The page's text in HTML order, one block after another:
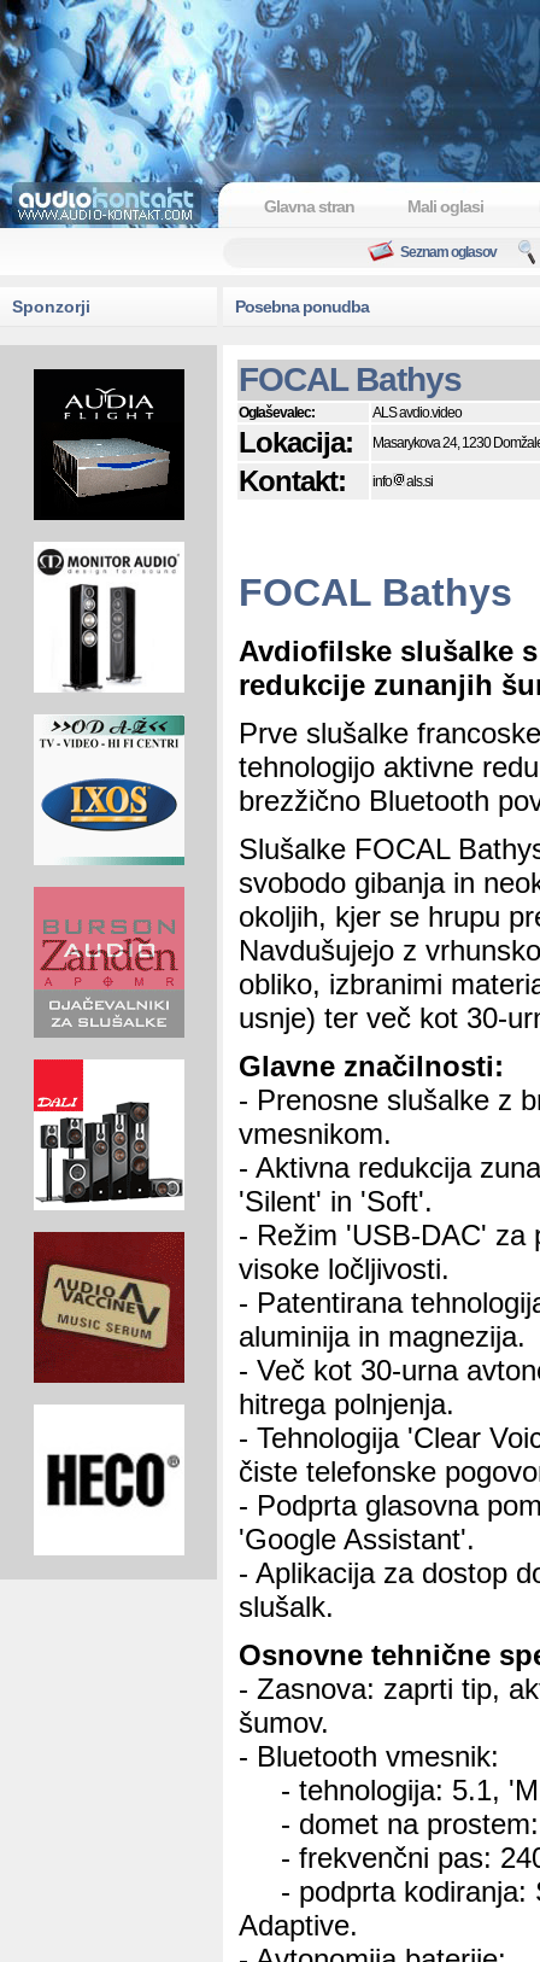
Glavna stran Mali oglasi
Seznam oglasov
Sponzorji Posebna ponudba
FOCAL Bathys
Oglaševalec: ALS avdio.video
Lokacija: Masarykova 24, 1230
Kontakt: info als.si
FOCAL Bathys
Avdiofilske slušalke
redukcije zunanjih
Prve slušalke
tehnologijo aktivne
brezžično Bluetooth
Slušalke FOCAL
svobodo gibanja in
okoljih, kjer se hrupu
Navdušujejo z
obliko, izbranimi
usnje) ter več kot 30-
Glavne značilnosti:
- Prenosne slušalke z
vmesnikom.
- Aktivna redukcija
'Silent' in 'Soft'.
- Režim 'USB-DAC' za
visoke ločljivosti.
- Patentirana
aluminija in magnezija.
- Več kot 30-urna
hitrega polnjenja.
- Tehnologija 'Clear
čiste telefonske
- Podprta glasovna
'Google Assistant'.
- Aplikacija za dostop
slušalk.
Osnovne tehnične
- Zasnova: zaprti tip,
šumov.
- Bluetooth vmesnik:
- tehnologija: 5.1,
- domet na prostem:
- frekvenčni pas:
- podprta kodiranja:
Adaptive.